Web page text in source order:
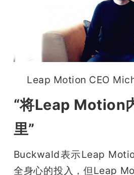
Leap Motion CEO
“将Leap Motion
里”
Buckwald表示Leap
全身心的投入，但Leap